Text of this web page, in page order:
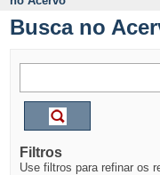
Busca no
Filtros
Use filtros para refinar os